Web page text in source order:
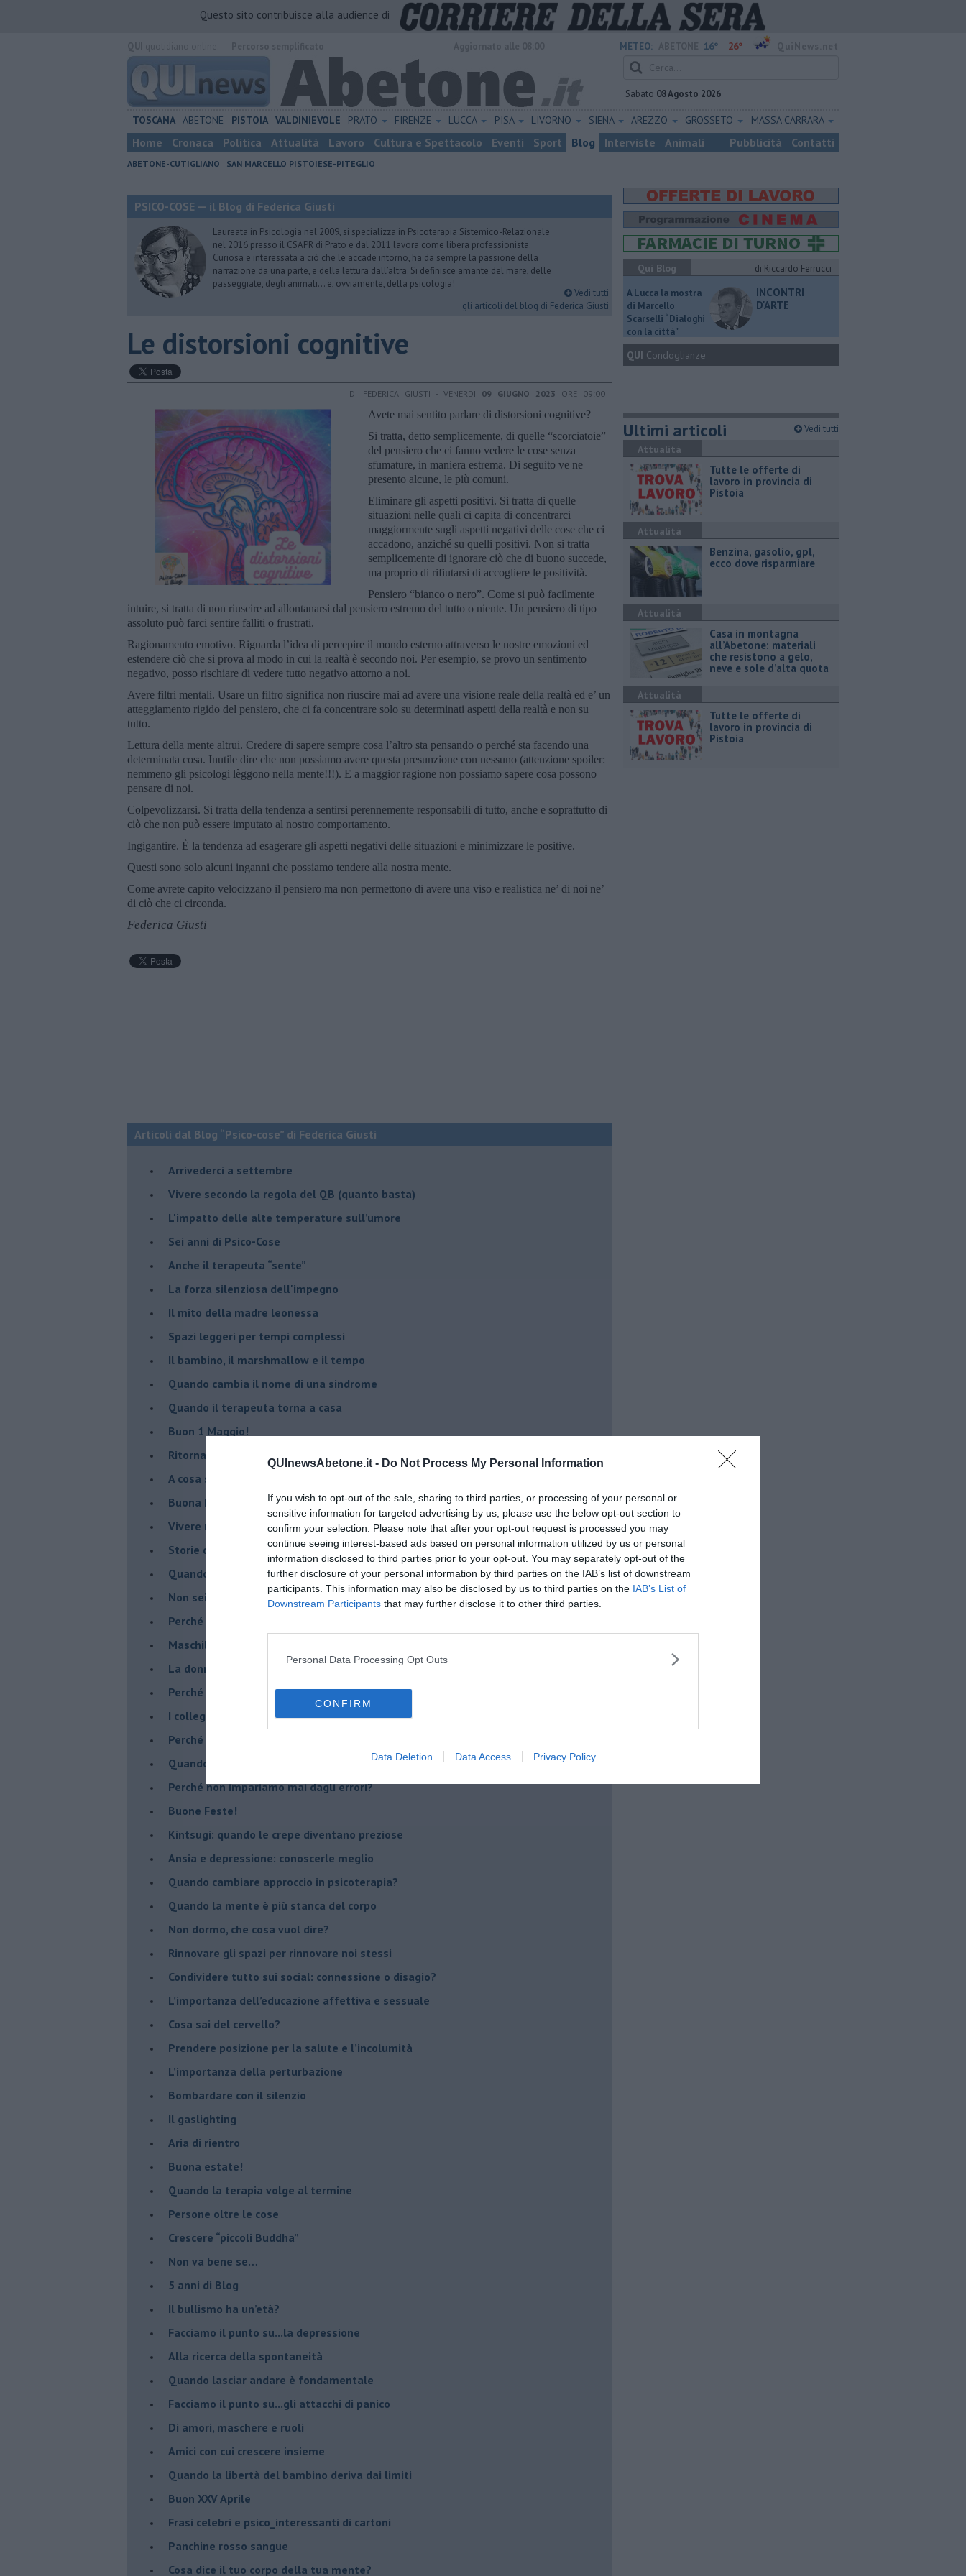
QUInewsAbetone.it - Do Not Process My Personal Information
If you wish to opt-out of the sale, sharing to third parties, or processing of your personal or
sensitive information for targeted advertising by us, please use the below opt-out section to
confirm your selection. Please note that after your opt-out request is processed you may
continue seeing interest-based ads based on personal information utilized by us or personal
information disclosed to third parties prior to your opt-out. You may separately opt-out of the
further disclosure of your personal information by third parties on the IAB’s list of downstream
participants. This information may also be disclosed by us to third parties on the IAB’s List of
Downstream Participants that may further disclose it to other third parties.
Personal Data Processing Opt Outs
CONFIRM
Data Deletion Data Access Privacy Policy
Questo sito contribuisce alla audience di
METEO: 16° 26°
Sabato 08 Agosto 2026
TOSCANA ABETONE PISTOIA VALDINIEVOLE PRATO FIRENZE LUCCA PISA LIVORNO SIENA AREZZO GROSSETO MASSA CARRARA
Home Cronaca Politica Attualità Lavoro Cultura e Spettacolo Eventi Sport Blog Interviste Animali Pubblicità Contatti
ABETONE-CUTIGLIANO SAN MARCELLO PISTOIESE-PITEGLIO
PSICO-COSE — il Blog di Federica Giusti
Laureata in Psicologia nel 2009, si specializza in Psicoterapia Sistemico-Relazionale
nel 2016 presso il CSAPR di Prato e dal 2011 lavora come libera professionista.
Curiosa e interessata a ciò che le accade intorno, ha da sempre la passione della
narrazione da una parte, e della lettura dall’altra. Si definisce amante del mare, delle
passeggiate, degli animali… e, ovviamente, della psicologia!
Vedi tutti
gli articoli del blog di Federica Giusti
​Le distorsioni cognitive
DI FEDERICA GIUSTI - VENERDÌ 09 GIUGNO 2023 ORE 09:00
Avete mai sentito parlare di distorsioni cognitive?
Si tratta, detto semplicemente, di quelle “scorciatoie”
del pensiero che ci fanno vedere le cose senza
sfumature, in maniera estrema. Di seguito ve ne
presento alcune, le più comuni.
Eliminare gli aspetti positivi. Si tratta di quelle
situazioni nelle quali ci capita di concentrarci
maggiormente sugli aspetti negativi delle cose che ci
accadono, anziché su quelli positivi. Non si tratta
semplicemente di ignorare ciò che di buono succede,
ma proprio di rifiutarsi di accogliere le positività.
Pensiero “bianco o nero”. Come si può facilmente
intuire, si tratta di non riuscire ad allontanarsi dal pensiero estremo del tutto o niente. Un pensiero di tipo
assoluto può farci sentire falliti o frustrati.
Ragionamento emotivo. Riguarda l’idea di percepire il mondo esterno attraverso le nostre emozioni ed
estendere ciò che si prova al modo in cui la realtà è secondo noi. Per esempio, se provo un sentimento
negativo, posso rischiare di vedere tutto negativo attorno a noi.
Avere filtri mentali. Usare un filtro significa non riuscire mai ad avere una visione reale della realtà ed e’ un
atteggiamento rigido del pensiero, che ci fa concentrare solo su determinati aspetti della realtà e non su
tutto.
Lettura della mente altrui. Credere di sapere sempre cosa l’altro sta pensando o perché sta facendo una
determinata cosa. Inutile dire che non possiamo avere questa presunzione con nessuno (attenzione spoiler:
nemmeno gli psicologi lèggono nella mente!!!). E a maggior ragione non possiamo sapere cosa possono
pensare di noi.
Colpevolizzarsi. Si tratta della tendenza a sentirsi perennemente responsabili di tutto, anche e soprattutto di
ciò che non può essere imputato al nostro comportamento.
Ingigantire. È la tendenza ad esagerare gli aspetti negativi delle situazioni e minimizzare le positive.
Questi sono solo alcuni inganni che possiamo tendere alla nostra mente.
Come avrete capito velocizzano il pensiero ma non permettono di avere una viso e realistica ne’ di noi ne’
di ciò che ci circonda.
Federica Giusti
Articoli dal Blog “Psico-cose” di Federica Giusti
​Arrivederci a settembre
​Vivere secondo la regola del QB (quanto basta)
​L'impatto delle alte temperature sull’umore
Sei anni di Psico-Cose
​Anche il terapeuta “sente”
​La forza silenziosa dell'impegno
​Il mito della madre leonessa
Spazi leggeri per tempi complessi
Il bambino, il marshmallow e il tempo
​Quando cambia il nome di una sindrome
​Quando il terapeuta torna a casa
​Buon 1 Maggio!
Ritornare indietro di vent’anni
​A cosa serve davvero la psicoterapia
​Buona Pasqua e … buona rinascita!
​Vivere nell’incertezza
​Storie di rinascita: i Take That
​Quando la rigidità del terapeuta è fondamentale
​Non sei indietro, stai seguendo il tuo tempo
​Perché abbiamo bisogno di Sanremo?
​Maschilismo inconsapevole
​La donna può scegliere di non essere madre!
​Perché abbiamo così bisogno di supereroi?
​I collegamenti tra filosofia e psicologia
​Perché tutti si sentono in dovere di dire la loro
​Quando crescere troppo presto diventa un peso
​Perché non impariamo mai dagli errori?
​Buone Feste!
​Kintsugi: quando le crepe diventano preziose
Ansia e depressione: conoscerle meglio
Quando cambiare approccio in psicoterapia?
​Quando la mente è più stanca del corpo
Non dormo, che cosa vuol dire?
​Rinnovare gli spazi per rinnovare noi stessi
​Condividere tutto sui social: connessione o disagio?
​L’importanza dell’educazione affettiva e sessuale
​Cosa sai del cervello?
Prendere posizione per la salute e l’incolumità
L’importanza della perturbazione
​Bombardare con il silenzio
Il gaslighting
Aria di rientro
Buona estate!
​Quando la terapia volge al termine
​Persone oltre le cose
​Crescere “piccoli Buddha”
Non va bene se…
​5 anni di Blog
​Il bullismo ha un’età?
Facciamo il punto su...la depressione
​Alla ricerca della spontaneità
​Quando lasciar andare è fondamentale
Facciamo il punto su...gli attacchi di panico
Di amori, maschere e ruoli
​Amici con cui crescere insieme
​Quando la libertà del bambino deriva dai limiti
Buon XXV Aprile
​Frasi celebri e psico_interessanti di cartoni
​Panchine rosso sangue
​Cosa dice il tuo corpo della tua mente?
Qui Blog
di Riccardo Ferrucci
A Lucca la mostra
di Marcello
Scarselli “Dialoghi
con la città"
INCONTRI
D'ARTE
QUI Condoglianze
Ultimi articoli Vedi tutti
Attualità
​Tutte le offerte di
lavoro in provincia di
Pistoia
Attualità
​Benzina, gasolio, gpl,
ecco dove risparmiare
Attualità
Casa in montagna
all’Abetone: materiali
che resistono a gelo,
neve e sole d’alta quota
Attualità
​Tutte le offerte di
lavoro in provincia di
Pistoia